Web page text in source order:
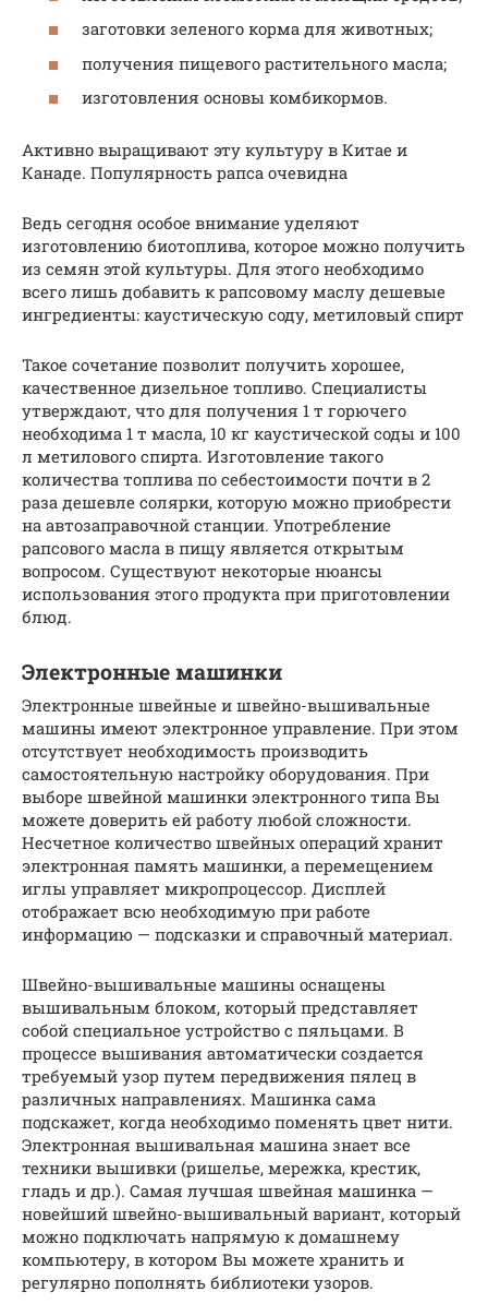
заготовки зеленого корма для животных;
получения пищевого растительного масла;
изготовления основы комбикормов.
Активно выращивают эту культуру в Китае и
Канаде. Популярность рапса очевидна
Ведь сегодня особое внимание уделяют
изготовлению биотоплива, которое можно получить
из семян этой культуры. Для этого необходимо
всего лишь добавить к рапсовому маслу дешевые
ингредиенты: каустическую соду, метиловый спирт
Такое сочетание позволит получить хорошее,
качественное дизельное топливо. Специалисты
утверждают, что для получения 1 т горючего
необходима 1 т масла, 10 кг каустической соды и 100
л метилового спирта. Изготовление такого
количества топлива по себестоимости почти в 2
раза дешевле солярки, которую можно приобрести
на автозаправочной станции. Употребление
рапсового масла в пищу является открытым
вопросом. Существуют некоторые нюансы
использования этого продукта при приготовлении
блюд.
Электронные машинки
Электронные швейные и швейно-вышивальные
машины имеют электронное управление. При этом
отсутствует необходимость производить
самостоятельную настройку оборудования. При
выборе швейной машинки электронного типа Вы
можете доверить ей работу любой сложности.
Несчетное количество швейных операций хранит
электронная память машинки, а перемещением
иглы управляет микропроцессор. Дисплей
отображает всю необходимую при работе
информацию — подсказки и справочный материал.
Швейно-вышивальные машины оснащены
вышивальным блоком, который представляет
собой специальное устройство с пяльцами. В
процессе вышивания автоматически создается
требуемый узор путем передвижения пялец в
различных направлениях. Машинка сама
подскажет, когда необходимо поменять цвет нити.
Электронная вышивальная машина знает все
техники вышивки (ришелье, мережка, крестик,
гладь и др.). Самая лучшая швейная машинка —
новейший швейно-вышивальный вариант, который
можно подключать напрямую к домашнему
компьютеру, в котором Вы можете хранить и
регулярно пополнять библиотеки узоров.